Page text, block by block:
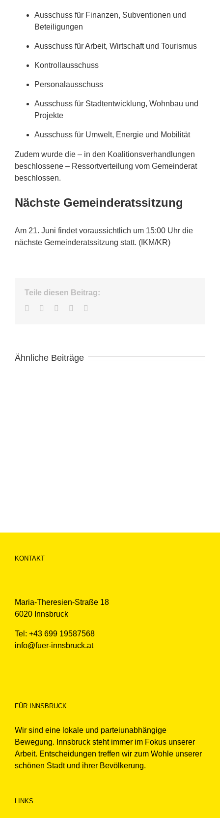
Ausschuss für Finanzen, Subventionen und
Beteiligungen
Ausschuss für Arbeit, Wirtschaft und Tourismus
Kontrollausschuss
Personalausschuss
Ausschuss für Stadtentwicklung, Wohnbau und
Projekte
Ausschuss für Umwelt, Energie und Mobilität
Zudem wurde die – in den Koalitionsverhandlungen
beschlossene – Ressortverteilung vom Gemeinderat
beschlossen.
Nächste Gemeinderatssitzung
Am 21. Juni findet voraussichtlich um 15:00 Uhr die
nächste Gemeinderatssitzung statt. (IKM/KR)
Teile diesen Beitrag:
Facebook
TwitterLinkedInWhatsApp
Ähnliche Beiträge
KONTAKT
Maria-Theresien-Straße 18
6020 Innsbruck
Tel: +43 699 19587568
info@fuer-innsbruck.at
FÜR INNSBRUCK
Wir sind eine lokale und parteiunabhängige
Bewegung. Innsbruck steht immer im Fokus unserer
Arbeit. Entscheidungen treffen wir zum Wohle unserer
schönen Stadt und ihrer Bevölkerung.
LINKS